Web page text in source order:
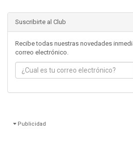
Suscribirte al Club
Recibe todas nuestras novedades
correo electrónico.
Publicidad